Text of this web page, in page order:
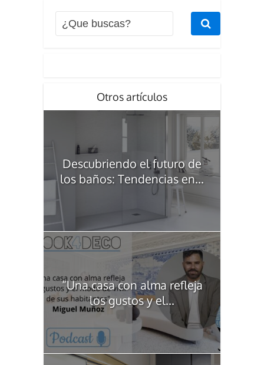
Otros artículos
Descubriendo el futuro de
los baños: Tendencias en...
“Una casa con alma refleja
los gustos y el...